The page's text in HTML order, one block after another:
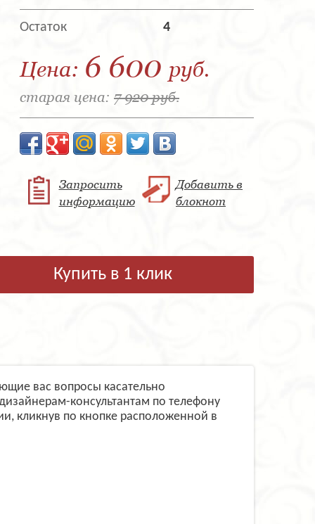
Остаток 4
Цена: 6 600 руб.
старая цена: 7 920 руб.
Запросить
информацию
Добавить в
блокнот
Купить в 1 клик
вас вопросы касательно
консультантам по телефону
кликнув по кнопке расположенной в